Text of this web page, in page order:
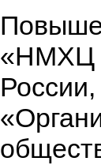
«НМХЦ